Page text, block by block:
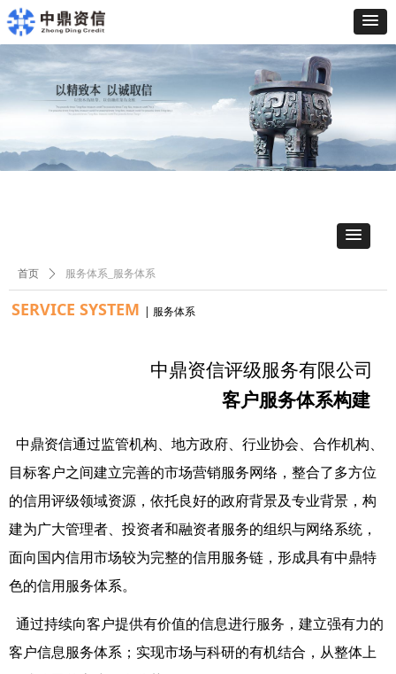
SERVICE SYSTEM | 服务体系
首页 ꄲ 服务体系_服务体系
中鼎资信通过监管机构、地方政府、行业协会、合作机构、
目标客户之间建立完善的市场营销服务网络，整合了多方位
的信用评级领域资源，依托良好的政府背景及专业背景，构
建为广大管理者、投资者和融资者服务的组织与网络系统，
面向国内信用市场较为完整的信用服务链，形成具有中鼎特
色的信用服务体系。
通过持续向客户提供有价值的信息进行服务，建立强有力的
客户信息服务体系；实现市场与科研的有机结合，从整体上
中鼎资信评级服务有限公司
客户服务体系构建